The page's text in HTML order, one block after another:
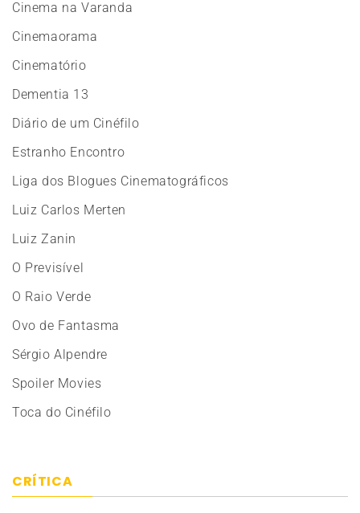
Cinema na Varanda
Cinemaorama
Cinematório
Dementia 13
Diário de um Cinéfilo
Estranho Encontro
Liga dos Blogues Cinematográficos
Luiz Carlos Merten
Luiz Zanin
O Previsível
O Raio Verde
Ovo de Fantasma
Sérgio Alpendre
Spoiler Movies
Toca do Cinéfilo
CRÍTICA